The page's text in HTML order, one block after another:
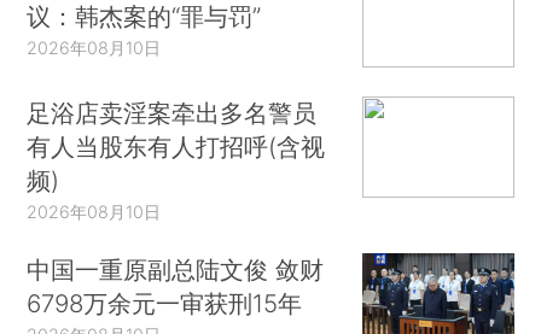
议：韩杰案的“罪与罚”
2026年08月10日
足浴店卖淫案牵出多名警员
有人当股东有人打招呼(含视
频)
2026年08月10日
中国一重原副总陆文俊 敛财
6798万余元一审获刑15年